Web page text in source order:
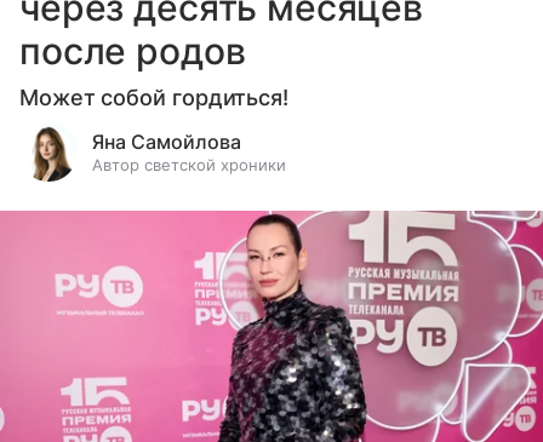
после родов
Может собой гордиться!
Яна Самойлова
Автор светской хроники